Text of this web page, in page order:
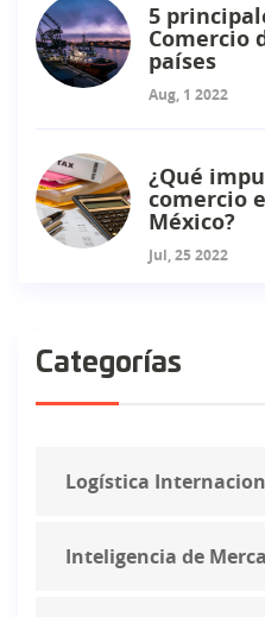
5
Comercio
países
Aug, 1 2022
¿Qué
comercio
México?
Jul, 25 2022
Categorías
Logística
Inteligencia de